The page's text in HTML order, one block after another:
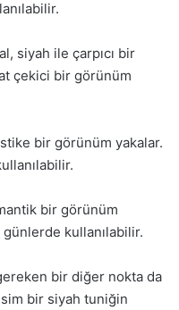
siyah ile çarpıcı bir
çekici bir görünüm
bir görünüm yakalar.
bir görünüm
kullanılabilir.
bir diğer nokta da
bir siyah tuniğin